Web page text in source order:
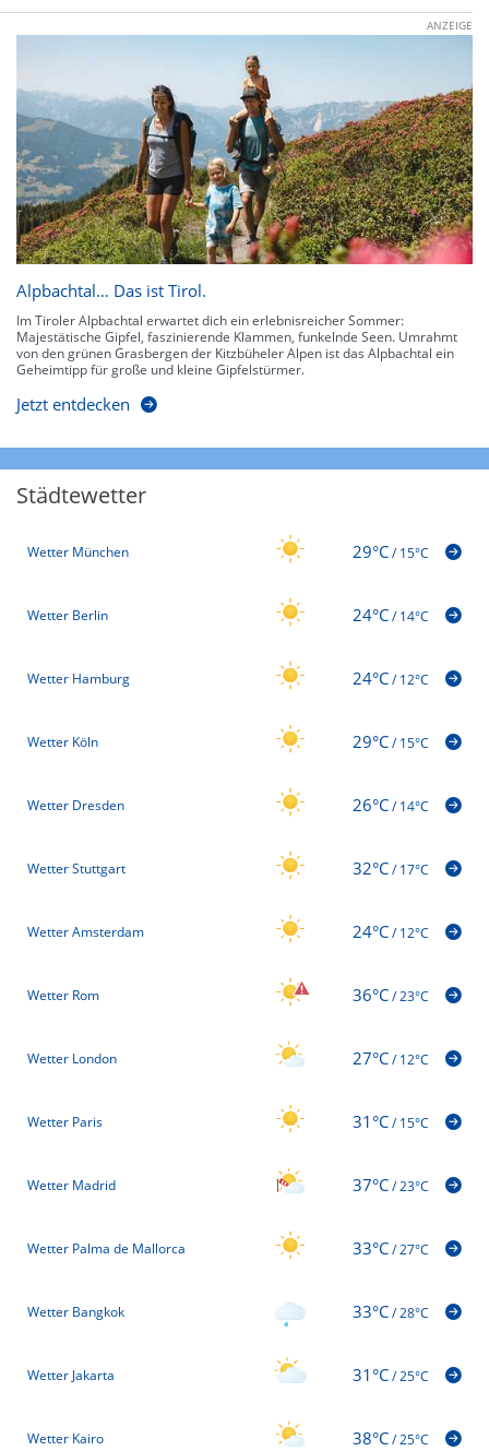
ANZEIGE
Alpbachtal… Das ist Tirol.
Im Tiroler Alpbachtal erwartet dich ein erlebnisreicher Sommer:
Majestätische Gipfel, faszinierende Klammen, funkelnde Seen. Umrahmt
von den grünen Grasbergen der Kitzbüheler Alpen ist das Alpbachtal ein
Geheimtipp für große und kleine Gipfelstürmer.
Jetzt entdecken
Städtewetter
Wetter München 29°C/15°C
Wetter Berlin 24°C/14°C
Wetter Hamburg 24°C/12°C
Wetter Köln 29°C/15°C
Wetter Dresden 26°C/14°C
Wetter Stuttgart 32°C/17°C
Wetter Amsterdam 24°C/12°C
Wetter Rom 36°C/23°C
Wetter London 27°C/12°C
Wetter Paris 31°C/15°C
Wetter Madrid 37°C/23°C
Wetter Palma de Mallorca 33°C/27°C
Wetter Bangkok 33°C/28°C
Wetter Jakarta 31°C/25°C
Wetter Kairo 38°C/25°C